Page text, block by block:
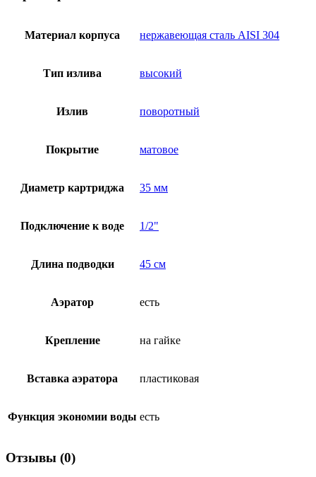
Материал корпуса нержавеющая сталь AISI 304
Тип излива высокий
Излив поворотный
Покрытие матовое
Диаметр картриджа 35 мм
Подключение к воде 1/2"
Длина подводки 45 см
Аэратор есть
Крепление на гайке
Вставка аэратора пластиковая
Функция экономии воды есть
Отзывы (0)